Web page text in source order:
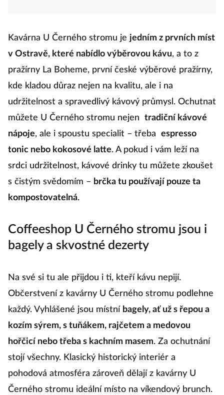
Kavárna U Černého stromu je jedním z prvních míst
v Ostravě, které nabídlo výběrovou kávu, a to z
pražírny La Boheme, první české výběrové pražírny,
kde kladou důraz nejen na kvalitu, ale i na
udržitelnost a spravedlivý kávový průmysl. Ochutnat
můžete U Černého stromu nejen
tradiční kávové
nápoje, ale i spoustu specialit – třeba
espresso
tonic nebo kokosové latte. A pokud i vám leží na
srdci udržitelnost, kávové drinky tu můžete zkoušet
s čistým svědomím – brčka tu používají pouze ta
kompostovatelná.
Coffeeshop U Černého stromu jsou i
bagely a skvostné dezerty
Na své si tu ale přijdou i ti, kteří kávu nepijí.
Občerstvení z kavárny U Černého stromu podlehne
každý. Vyhlášené jsou místní bagely, ať už s řepou a
kozím sýrem, s tuňákem, rajčetem a medovou
hořčicí nebo třeba s kachním masem. Za ochutnání
stojí všechny. Klasický historický interiér a
pohodová atmosféra zároveň dělají z kavárny U
Černého stromu ideální místo na víkendový brunch.